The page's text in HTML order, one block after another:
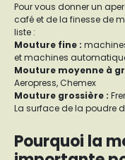
Pour vous donner un
café et de la finesse de
liste :
Mouture fine :
et machines
Mouture moyenne à
Aeropress, Chemex
Mouture grossière :
La surface de la poudre
Pourquoi la